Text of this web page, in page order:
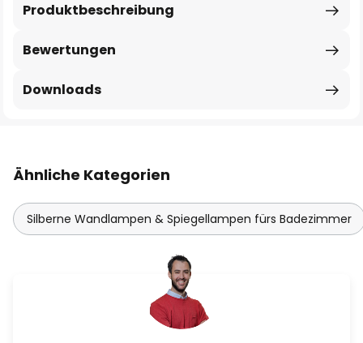
Produktbeschreibung
Bewertungen
Downloads
Ähnliche Kategorien
Silberne Wandlampen & Spiegellampen fürs Badezimmer